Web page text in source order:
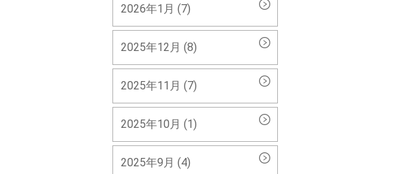
2026年1月 (7)
2025年12月 (8)
2025年11月 (7)
2025年10月 (1)
2025年9月 (4)